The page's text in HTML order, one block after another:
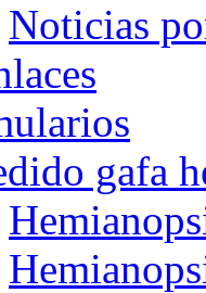
Noticias
gafa